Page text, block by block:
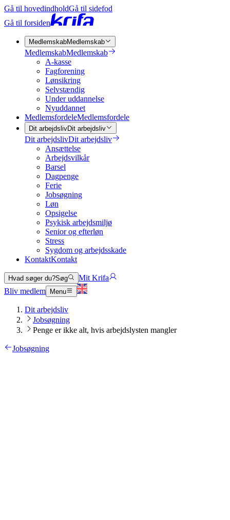
Gå til hovedindholdGå til sidefod
Gå til forsiden
MedlemskabMedlemskab
MedlemskabMedlemskab
A-kasse
Fagforening
Lønsikring
Selvstændig
Under uddannelse
Nyuddannet
MedlemsfordeleMedlemsfordele
Dit arbejdslivDit arbejdsliv
Dit arbejdslivDit arbejdsliv
Ansættelse
Arbejdsvilkår
Barsel
Dagpenge
Ferie
Jobsøgning
Løn
Opsigelse
Psykisk arbejdsmiljø
Senior og efterløn
Stress
Sygdom og arbejdsskade
KontaktKontakt
Hvad søger du?Søg
Mit Krifa
Bliv medlem
Menu
Dit arbejdsliv
Jobsøgning
Penge er ikke alt, hvis arbejdslysten mangler
Jobsøgning